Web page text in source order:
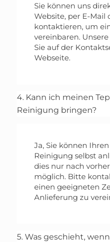
Sie können uns
Website, per E-Mail
kontaktieren, um
vereinbaren.
Sie auf der
Webseite.
4. Kann ich meinen
Reinigung bringen?
Ja, Sie können
Reinigung selbst
dies nur nach
möglich. Bitte
einen geeigneten
Anlieferung zu
5. Was geschieht,